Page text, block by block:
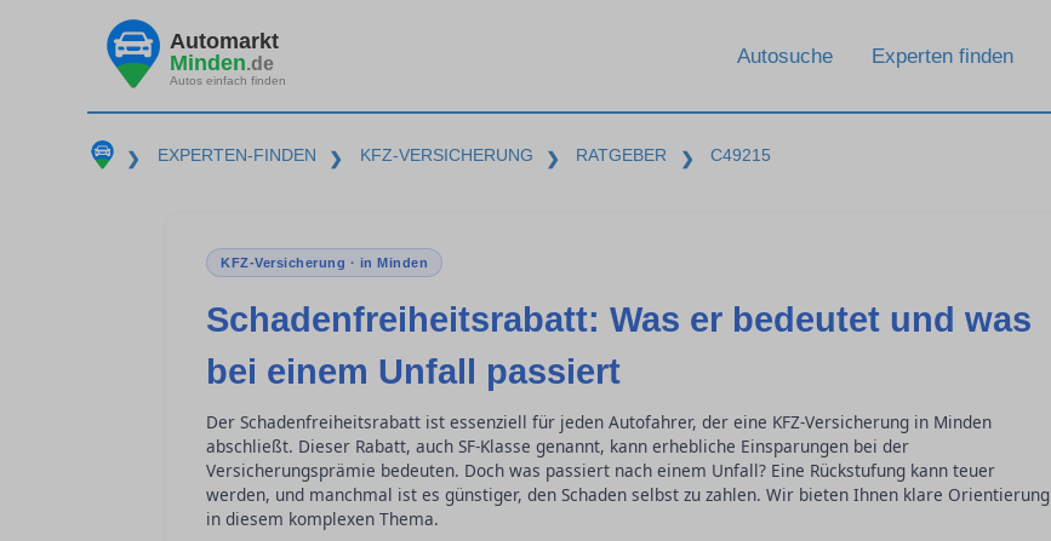
Automarkt
Minden.de
Autos einfach finden
Autosuche Experten finden
❯ EXPERTEN-FINDEN ❯ KFZ-VERSICHERUNG ❯ RATGEBER ❯ C49215
KFZ-Versicherung · in Minden
Schadenfreiheitsrabatt: Was er bedeutet und was
bei einem Unfall passiert
Der Schadenfreiheitsrabatt ist essenziell für jeden Autofahrer, der eine KFZ-Versicherung in Minden
abschließt. Dieser Rabatt, auch SF-Klasse genannt, kann erhebliche Einsparungen bei der
Versicherungsprämie bedeuten. Doch was passiert nach einem Unfall? Eine Rückstufung kann teuer
werden, und manchmal ist es günstiger, den Schaden selbst zu zahlen. Wir bieten Ihnen klare Orientierung
in diesem komplexen Thema.